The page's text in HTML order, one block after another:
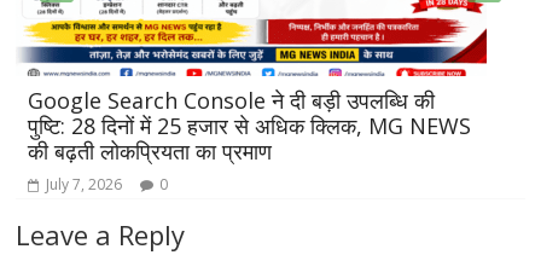
Google Search Console ने दी बड़ी उपलब्धि की
पुष्टि: 28 दिनों में 25 हजार से अधिक क्लिक, MG NEWS
की बढ़ती लोकप्रियता का प्रमाण
July 7, 2026 0
Leave a Reply